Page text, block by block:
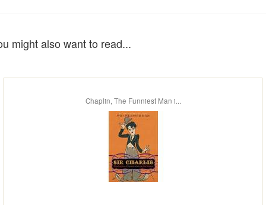
might also want to read...
Chaplin, The Funniest Man i...